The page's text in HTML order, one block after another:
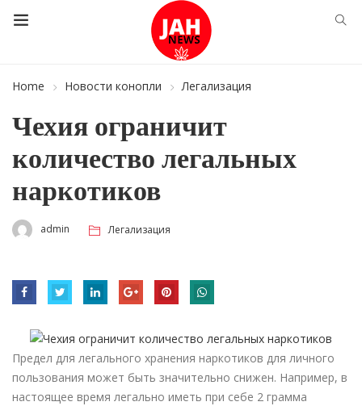
Home Новости конопли Легализация
Чехия ограничит
количество легальных
наркотиков
admin Легализация
Предел для легального хранения наркотиков для личного
пользования может быть значительно снижен. Например, в
настоящее время легально иметь при себе 2 грамма